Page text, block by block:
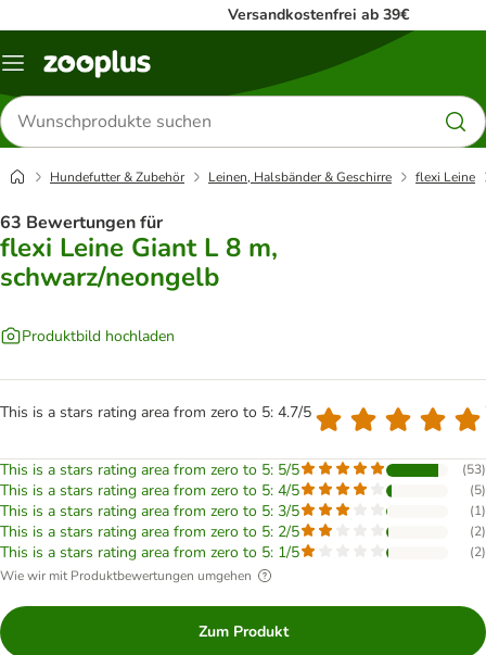
Versandkostenfrei ab 39€
Menü
Produkte
suchen
Hundefutter & Zubehör Leinen, Halsbänder & Geschirre flexi Leine
63 Bewertungen für
flexi Leine Giant L 8 m,
schwarz/neongelb
Produktbild hochladen
This is a stars rating area from zero to 5: 4.7/5
This is a stars rating area from zero to 5: 5/5 (53)
This is a stars rating area from zero to 5: 4/5 (5)
This is a stars rating area from zero to 5: 3/5 (1)
This is a stars rating area from zero to 5: 2/5 (2)
This is a stars rating area from zero to 5: 1/5 (2)
Wie wir mit Produktbewertungen umgehen
Zum Produkt